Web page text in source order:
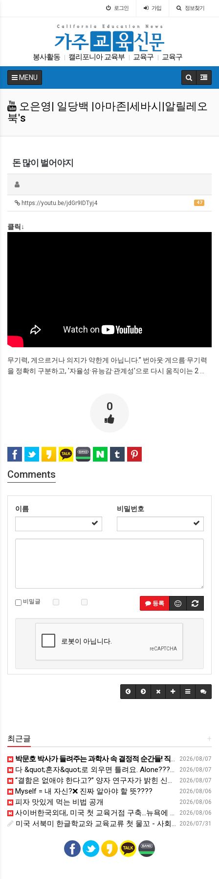
로그인 가입 정보찾기
봉사활동 캘리포니아 교육부 교육구 교육구
| SAT ACT 대입 대학원 에세이 DACA
MENU
오은영| 일당백 |아마존|세바시|알릴레오
북's
돈 많이 벌어야지
47
https://youtu.be/jdGr9IDTyj4
클릭↓
무기력, 게으르거나 의지가 약한게 아닙니다.” 번아웃·게으름·무기력
을 정확히 구분하고, '자율성·유능감·관계성'으로 다시 움직이는 2 ...
0
Comments
이름 비밀번호
등록
비밀글
+
최근글
2026/08/07
박문호 박사가 들려주는 과학사 속 결정적 순간들! 직관을 뛰어넘는 과학적 통찰 : 생각하는 청소년을 위한 과학 시리즈 1부(feat.박문호 박사)
2026/08/07
다 &quot;혼자&quot;로 외우면 틀려요. Alone????By myself????On my own
2026/08/07
“결함은 없애야 한다고?” 양자 연구자가 밝힌 신비: 없애려던 흠이 무기가 되는 방법 | 이정현 KIST 양자기술연구단 선임연구원 | 양자 컴퓨터 인생 | 세바시 2121회
2026/08/06
Myself = 내 자신?❌ 진짜 알아야 할 뜻????
2026/08/06
피자 맛있게 먹는 비법 공개
2026/08/06
사이버한국외대, 미국 첫 교육거점 구축…뉴욕에 미주글로벌센터 개소 - 재외동포신문
2026/07/31
미국 서북미 한글학교와 교육교류 첫 물꼬 - 사회적경제뉴스